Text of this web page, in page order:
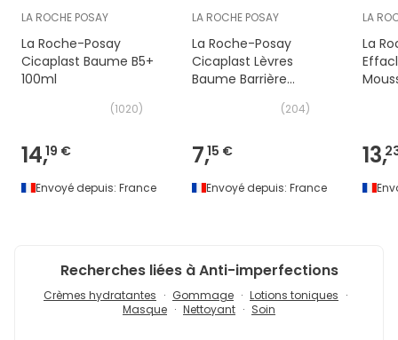
LA ROCHE POSAY
La Roche-Posay
Cicaplast Baume B5+
100ml
(1020)
14,19 €
Envoyé depuis: France
LA ROCHE POSAY
La Roche-Posay
Cicaplast Lèvres
Baume Barrière
(204)
7,15 €
Envoyé depuis: France
LA
La
13,
Recherches liées à Anti-imperfections
Crèmes hydratantes Gommage
Lotions toniques
Masque
Nettoyant Soin